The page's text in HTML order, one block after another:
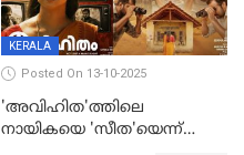
KERALA
Posted On 13-10-2025
'അവിഹിത'ത്തിലെ
നായികയെ 'സീത'യെന്ന്